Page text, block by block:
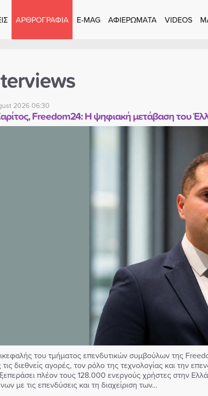
ΑΡΘΡΟΓΡΑΦΙΑ E-MAG ΑΦΙΕΡΩΜΑΤΑ VIDEOS
2026 06:30
Freedom24: Η ψηφιακή μετάβαση του
του τμήματος επενδυτικών συμβούλων της
διεθνείς αγορές, τον ρόλο της τεχνολογίας και την
πλέον τους 128.000 ενεργούς χρήστες στην
με τις επενδύσεις και τη διαχείριση των…